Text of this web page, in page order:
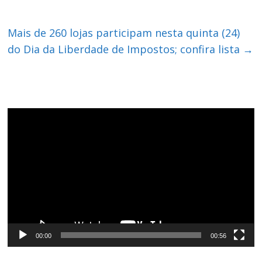
Mais de 260 lojas participam nesta quinta (24)
do Dia da Liberdade de Impostos; confira lista →
00:00 00:56